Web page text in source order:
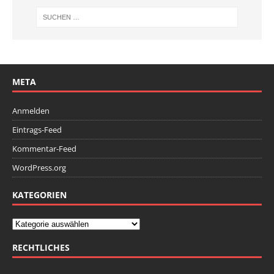
META
Anmelden
Eintrags-Feed
Kommentar-Feed
WordPress.org
KATEGORIEN
RECHTLICHES